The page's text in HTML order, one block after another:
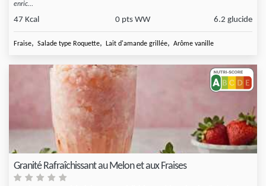
enric...
47 Kcal 0 pts WW 6.2 glucide
Fraise, Salade type Roquette, Lait d'amande grillée, Arôme vanille
Granité Rafraîchissant au Melon et aux Fraises